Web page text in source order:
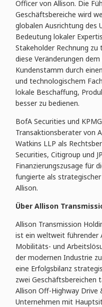
Officer von Allison. Die
Geschäftsbereiche wird
globalen Ausrichtung des
Bedeutung lokaler
Stakeholder Rechnung
diese Veränderungen
Kundenstamm durch
und technologischem
lokale Beschaffung,
besser zu bedienen.
BofA Securities und
Transaktionsberater von
Watkins LLP als
Securities, Citigroup und
Finanzierungszusage für
fungierte als
Allison.
Über Allison
Allison Transmission
ist ein weltweit führender
Mobilitäts- und
der modernen Industrie
eine Erfolgsbilanz
zwei Geschäftsbereichen
Allison Off-Highway
Unternehmen mit